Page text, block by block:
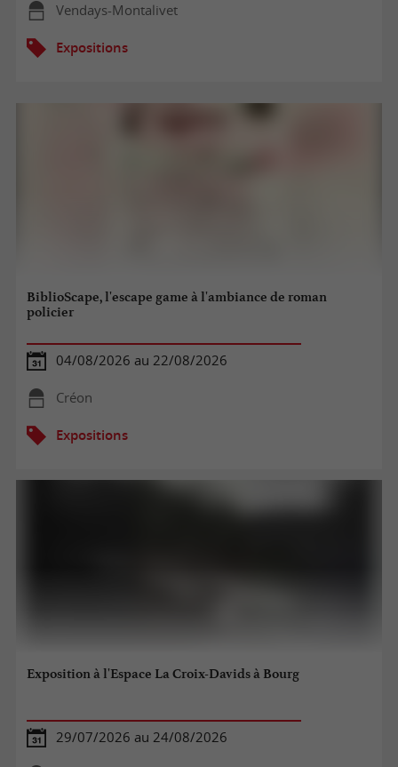
Vendays-Montalivet
Expositions
BiblioScape, l'escape game à l'ambiance de roman
policier
04/08/2026 au 22/08/2026
Créon
Expositions
Exposition à l'Espace La Croix-Davids à Bourg
29/07/2026 au 24/08/2026